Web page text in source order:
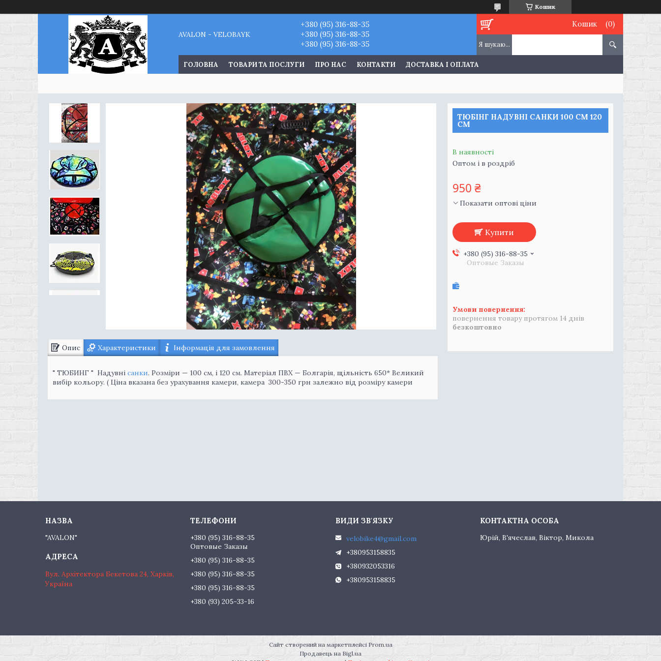
Кошик
AVALON - VELOBAYK
+380 (95) 316-88-35
+380 (95) 316-88-35
+380 (95) 316-88-35
Кошик
ГОЛОВНА ТОВАРИ ТА ПОСЛУГИ ПРО НАС КОНТАКТИ ДОСТАВКА І ОПЛАТА
Опис Характеристики Інформація для замовлення
" ТЮБИНГ " Надувні санки. Розміри — 100 см, і 120 см. Матеріал ПВХ — Болгарія, щільність 650* Великий
вибір кольору. ( Ціна вказана без урахування камери, камера 300-350 грн залежно від розміру камери
ТЮБІНГ НАДУВНІ САНКИ 100 СМ 120
СМ
В наявності
Оптом і в роздріб
950 ₴
Показати оптові ціни
Купити
+380 (95) 316-88-35
Оптовые Заказы
повернення товару протягом 14 днів
безкоштовно
"AVALON"
Вул. Архітектора Бекетова 24, Харків,
Україна
+380 (95) 316-88-35
Оптовые Заказы
+380 (95) 316-88-35
+380 (95) 316-88-35
+380 (95) 316-88-35
+380 (93) 205-33-16
velobike4@gmail.com
+380953158835
+380932053316
+380953158835
Юрій, В'ячеслав, Віктор, Микола
Сайт створений на маркетплейсі Prom.ua
Продавець на Bigl.ua